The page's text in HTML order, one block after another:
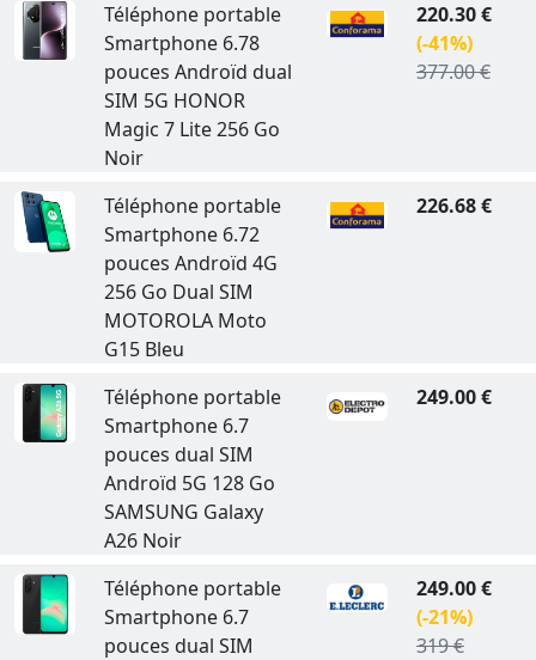
Téléphone portable
Smartphone 6.78
pouces Androïd dual
SIM 5G HONOR
Magic 7 Lite 256 Go
Noir
220.30 €
(-41%)
377.00 €
Téléphone portable
Smartphone 6.72
pouces Androïd 4G
256 Go Dual SIM
MOTOROLA Moto
G15 Bleu
226.68 €
Téléphone portable
Smartphone 6.7
pouces dual SIM
Androïd 5G 128 Go
SAMSUNG Galaxy
A26 Noir
249.00 €
Téléphone portable
Smartphone 6.7
pouces dual SIM
249.00 €
(-21%)
319 €